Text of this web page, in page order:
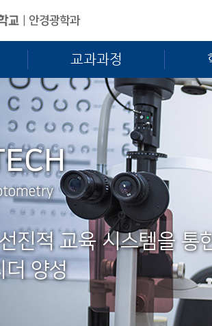
안경광학과
교과과정
진적 교육 시스템을 통
더 양성